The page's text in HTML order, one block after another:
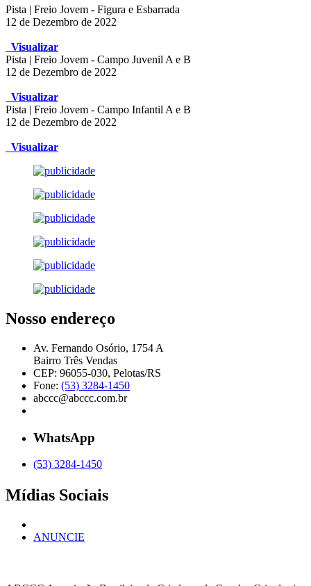
Pista | Freio Jovem - Figura e Esbarrada
12 de Dezembro de 2022
Visualizar
Pista | Freio Jovem - Campo Juvenil A e B
12 de Dezembro de 2022
Visualizar
Pista | Freio Jovem - Campo Infantil A e B
12 de Dezembro de 2022
Visualizar
Nosso endereço
Av. Fernando Osório, 1754 A
Bairro Três Vendas
CEP: 96055-030, Pelotas/RS
Fone: (53) 3284-1450
abccc@abccc.com.br
WhatsApp
(53) 3284-1450
Mídias Sociais
ANUNCIE